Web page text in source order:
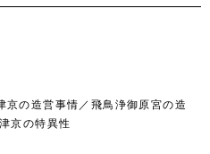
京の造営事情／飛鳥浄御原宮の造
京の特異性